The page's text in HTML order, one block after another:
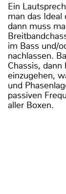
Ein
man das Ideal
dann muss
im Bass und/
nachlassen.
Chassis,
einzugehen,
und
passiven
aller Boxen.